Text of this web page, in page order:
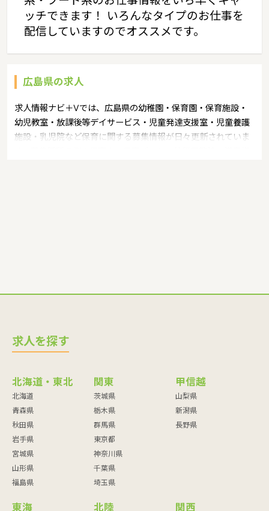
ッチできます！ いろんなタイプのお仕事を
配信していますのでオススメです。
広島県の求人
求人情報ナビ＋Vでは、広島県の幼稚園・保育園・保育施設・
幼児教室・放課後等デイサービス・児童発達支援室・児童養護
施設・乳児院など保育に関する募集情報が日々更新されていま
求人を探す
北海道・東北
北海道
青森県
秋田県
岩手県
宮城県
山形県
福島県
関東
茨城県
栃木県
群馬県
東京都
神奈川県
千葉県
埼玉県
甲信越
山梨県
新潟県
長野県
東海 北陸 関西